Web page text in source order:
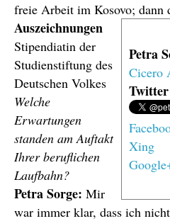
freie Arbeit im Kosovo; dann
Petra
Cicero
Twitter
Xing
Auszeichnungen
Stipendiatin der
Studienstiftung des
Deutschen Volkes
Welche
Erwartungen
standen am Auftakt
Ihrer beruflichen
Laufbahn?
Petra Sorge: Mir
war immer klar, dass ich